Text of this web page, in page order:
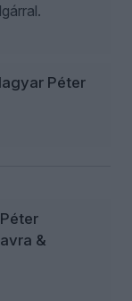
Péter
&